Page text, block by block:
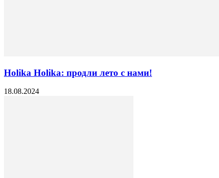
Holika Holika: продли лето с нами!
18.08.2024